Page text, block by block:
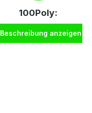
100Poly:
Beschreibung anzeigen